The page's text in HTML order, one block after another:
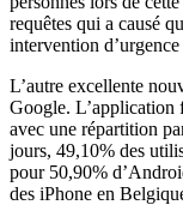
requêtes qui a causé
intervention
L’autre excellente
Google. L’application
avec une répartition
jours, 49,10% des
pour 50,90%
des iPhone en